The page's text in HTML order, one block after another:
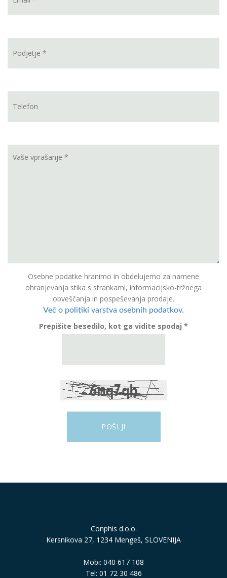
Osebne podatke hranimo in obdelujemo za namene
ohranjevanja stika s strankami, informacijsko-tržnega
obveščanja in pospeševanja prodaje.
Več o politiki varstva osebnih podatkov.
Prepišite besedilo, kot ga vidite spodaj *
Conphis d.o.o.
Kersnikova 27, 1234 Mengeš, SLOVENIJA
Mobi: 040 617 108
Tel: 01 72 30 486